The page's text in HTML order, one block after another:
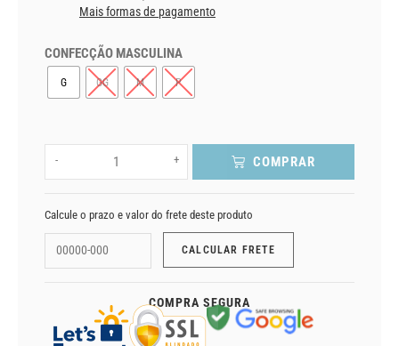
Mais formas de pagamento
CONFECÇÃO MASCULINA
G GG M P
- + COMPRAR
Calcule o prazo e valor do frete deste produto
COMPRA SEGURA